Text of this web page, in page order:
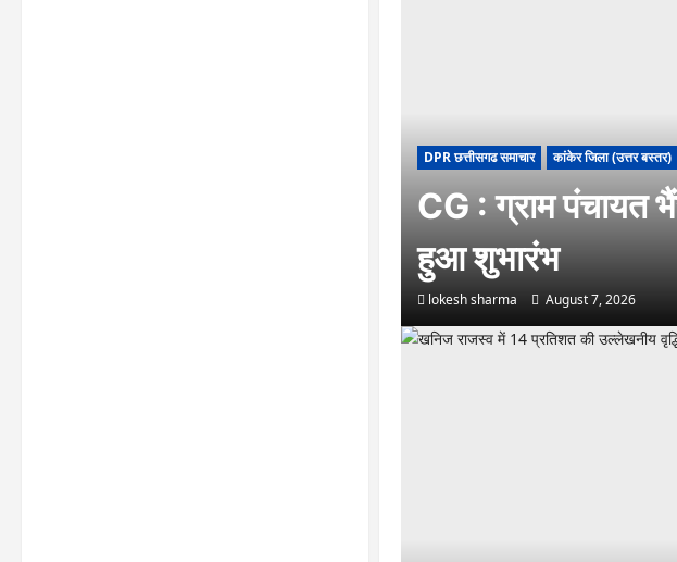
DPR छत्तीसगढ समाचार कांकेर जिला (उत्तर बस्तर)
CG : ग्राम पंचायत
हुआ शुभारंभ
lokesh sharma August 7, 2026